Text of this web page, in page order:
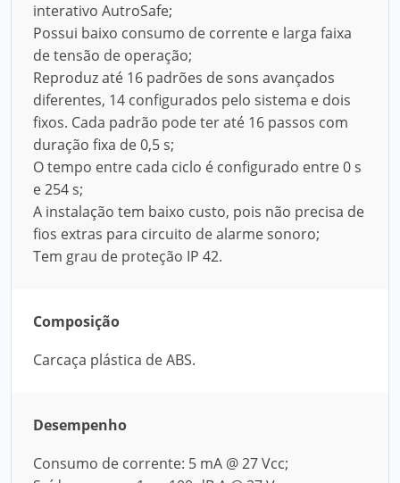
interativo AutroSafe;
Possui baixo consumo de corrente e larga faixa
de tensão de operação;
Reproduz até 16 padrões de sons avançados
diferentes, 14 configurados pelo sistema e dois
fixos. Cada padrão pode ter até 16 passos com
duração fixa de 0,5 s;
O tempo entre cada ciclo é configurado entre 0 s
e 254 s;
A instalação tem baixo custo, pois não precisa de
fios extras para circuito de alarme sonoro;
Tem grau de proteção IP 42.
Composição
Carcaça plástica de ABS.
Desempenho
Consumo de corrente: 5 mA @ 27 Vcc;